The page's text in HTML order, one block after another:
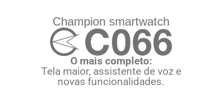
Champion smartwatch
O mais completo:
Tela maior, assistente de voz e
novas funcionalidades.